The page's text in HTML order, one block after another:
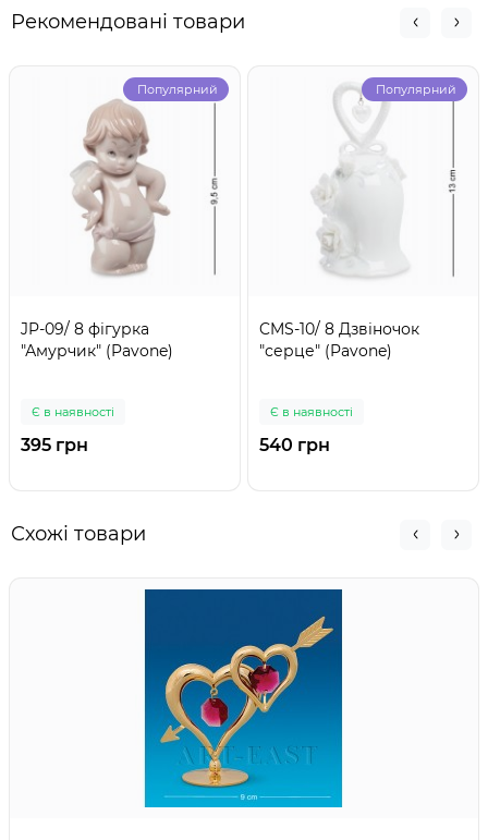
Рекомендовані товари
Популярний
JP-09/ 8 фігурка
"Амурчик" (Pavone)
Є в наявності
395 грн
Популярний
CMS-10/ 8 Дзвіночок
"серце" (Pavone)
Є в наявності
540 грн
Схожі товари